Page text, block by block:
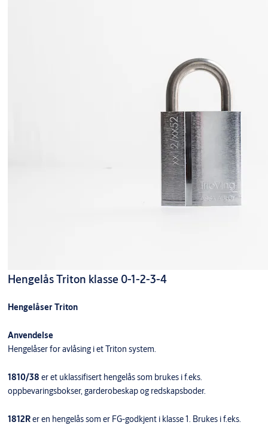
Hengelås Triton klasse 0-1-2-3-4
Hengelåser Triton
Anvendelse
Hengelåser for avlåsing i et Triton system.
1810/38 er et uklassifisert hengelås som brukes i f.eks.
oppbevaringsbokser, garderobeskap og redskapsboder.
1812Rer en hengelås som er FG-godkjent i klasse 1. Brukes i f.eks.